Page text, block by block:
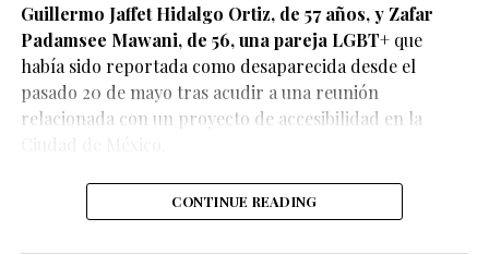
De acuerdo con el testimonio compartido por la pareja,
ambos se encontraban disfrutando de un momento de
afecto cuando fueron abordados por elementos de
seguridad, quienes les habrían advertido que debían
Guillermo Jaffet Hidalgo Ortiz, de 57 años, y Zafar
Padamsee Mawani, de 56, una pareja LGBT+que
había sido reportada como desaparecida desde el
pasado 20 de mayo tras acudir a una reunión
relacionada con un proyecto de accesibilidad en la
CONTINUE READING